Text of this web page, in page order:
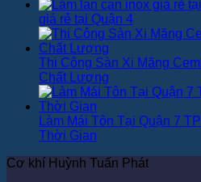
giá rẻ tại Quận 4
Thi Công Sàn Xi Măng
Chất Lượng
Làm Mái Tôn Tại Quận 7
Thời Gian
Cơ khí Huỳnh Tuấn Phát